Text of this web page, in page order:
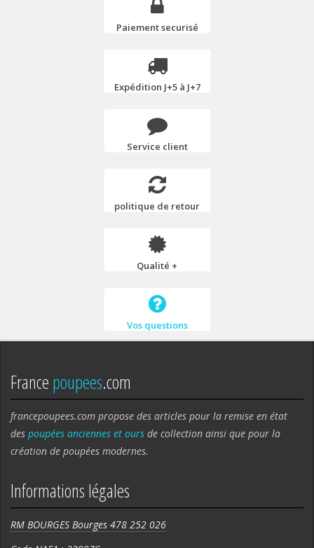
Paiement securisé
Expédition J+5 à J+7
Service client
politique de retour
Qualité +
Vos questions
Francepoupees.com
francepoupees.com propose des articles pour la remise en état
des poupées anciennes et ours de collection ainsi que pour la
création de poupées modernes.
Informations légales
RM BOURGES Bourges 478 252 026